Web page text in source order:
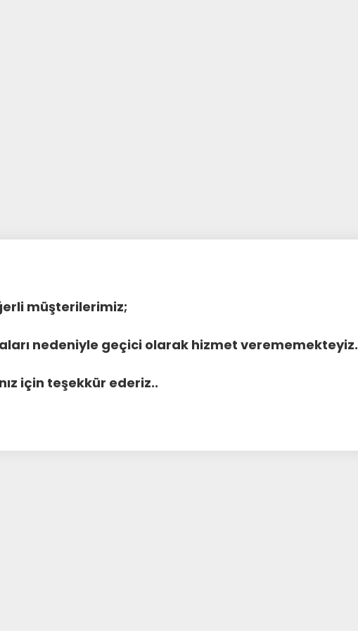
müşterilerimiz;
nedeniyle geçici olarak hizmet verememekteyiz.
için teşekkür ederiz..